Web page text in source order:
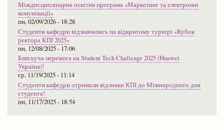
Міждисциплінарна освітня програма «Маркетинг та електронні
комунікації»
пн, 02/09/2026 - 18:28
Студенти кафедри відзначились на відкритому турнірі «Кубок
ректора КПІ 2025»
пн, 12/08/2025 - 17:06
Блискуча перемога на Student Tech Challenge 2025 (Huawei
Україна)!
ср, 11/19/2025 - 11:14
Студенти кафедри отримали відзнаки КПІ до Міжнародного дня
студента!
пн, 11/17/2025 - 18:54